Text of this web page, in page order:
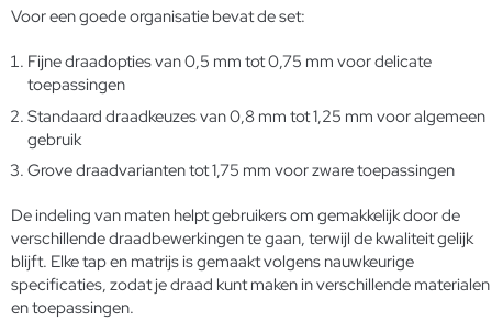
Voor een goede organisatie bevat de set:
Fijne draadopties van 0,5 mm tot 0,75 mm voor delicate
toepassingen
Standaard draadkeuzes van 0,8 mm tot 1,25 mm voor algemeen
gebruik
Grove draadvarianten tot 1,75 mm voor zware toepassingen
De indeling van maten helpt gebruikers om gemakkelijk door de
verschillende draadbewerkingen te gaan, terwijl de kwaliteit gelijk
blijft. Elke tap en matrijs is gemaakt volgens nauwkeurige
specificaties, zodat je draad kunt maken in verschillende materialen
en toepassingen.